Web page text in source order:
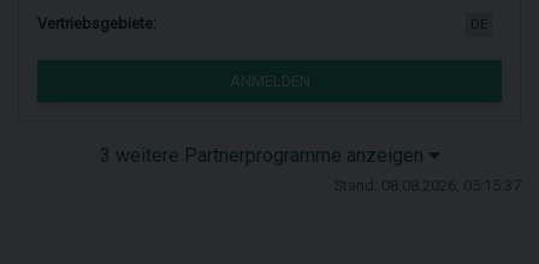
Vertriebsgebiete:
ANMELDEN
3 weitere Partnerprogramme anzeigen